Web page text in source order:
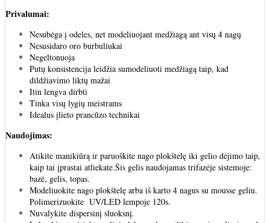
Privalumai:
Nesubėga į odeles, net modeliuojant medžiagą ant visų 4 nagų
Nesusidaro oro burbuliukai
Negeltonuoja
Putų konsistencija leidžia sumodeliuoti medžiagą taip, kad
dildžiavimo liktų mažai
Itin lengva dirbti
Tinka visų lygių meistrams
Idealus įlieto prancūzo technikai
Naudojimas:
Atikite manikiūrą ir paruoškite nago plokštelę iki gelio dėjimo taip,
kaip tai įprastai atliekate.Šis gelis naudojamas trifazėje sistemoje:
bazė, gelis, topas.
Modeliuokite nago plokštelę arba iš karto 4 nagus su mousse geliu.
Polimerizuokite UV/LED lempoje 120s.
Nuvalykite dispersinį sluoksnį.